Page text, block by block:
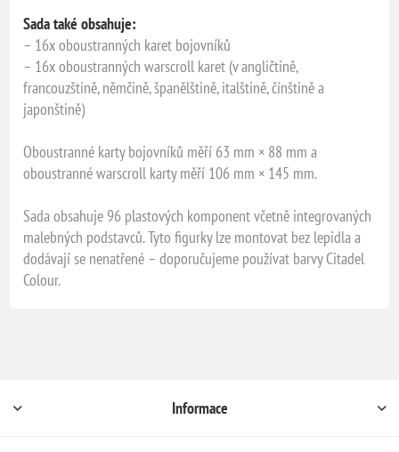
Sada také obsahuje:
– 16x oboustranných karet bojovníků
– 16x oboustranných warscroll karet (v angličtině,
francouzštině, němčině, španělštině, italštině, čínštině a
japonštině)
Oboustranné karty bojovníků měří 63 mm × 88 mm a
oboustranné warscroll karty měří 106 mm × 145 mm.
Sada obsahuje 96 plastových komponent včetně integrovaných
malebných podstavců. Tyto figurky lze montovat bez lepidla a
dodávají se nenatřené – doporučujeme používat barvy Citadel
Colour.
Informace